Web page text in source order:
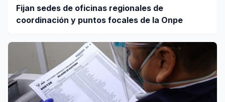
Fijan sedes de oficinas regionales de
coordinación y puntos focales de la Onpe